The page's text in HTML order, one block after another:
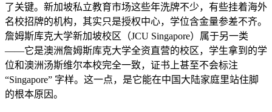
了关键。新加坡私立教育市场这些年洗牌不少，有些挂着海外
名校招牌的机构，其实只是授权中心，学位含金量参差不齐。
詹姆斯库克大学新加坡校区（JCU Singapore）属于另一类
——它是澳洲詹姆斯库克大学全资直营的校区，学生拿到的学
位和澳洲汤斯维尔本校完全一致，证书上甚至不会标注
“Singapore” 字样。这一点，是它能在中国大陆家庭里站住脚
的根本原因。